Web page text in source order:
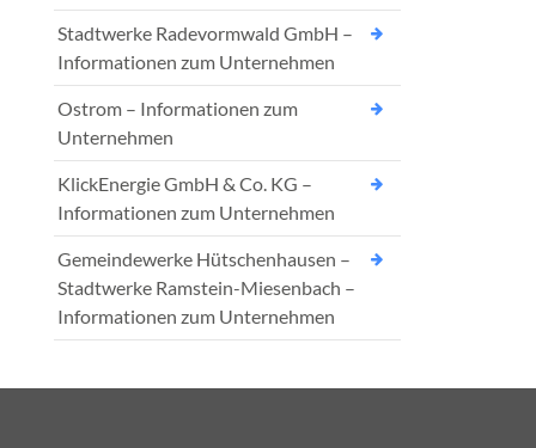
Stadtwerke Radevormwald GmbH –
Informationen zum Unternehmen
Ostrom – Informationen zum
Unternehmen
KlickEnergie GmbH & Co. KG –
Informationen zum Unternehmen
Gemeindewerke Hütschenhausen –
Stadtwerke Ramstein-Miesenbach –
Informationen zum Unternehmen